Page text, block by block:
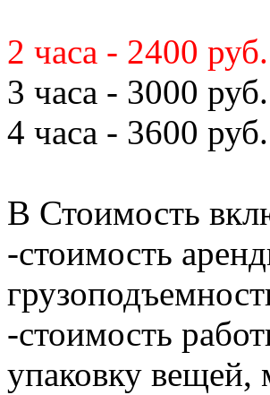
2 часа - 2400 руб.
3 часа - 3000 руб.
4 часа - 3600 руб.
В Стоимость
-стоимость
-стоимость
упаковку вещей,